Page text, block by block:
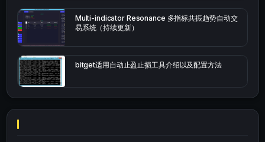
Multi-indicator Resonance 多指标共振趋势自动交
易系统（持续更新）
bitget适用自动止盈止损工具介绍以及配置方法